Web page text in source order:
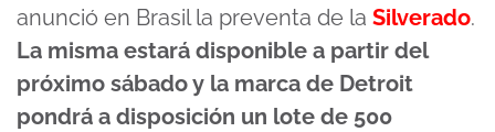
anunció en Brasil la preventa de la Silverado.
La misma estará disponible a partir del
próximo sábado y la marca de Detroit
pondrá a disposición un lote de 500